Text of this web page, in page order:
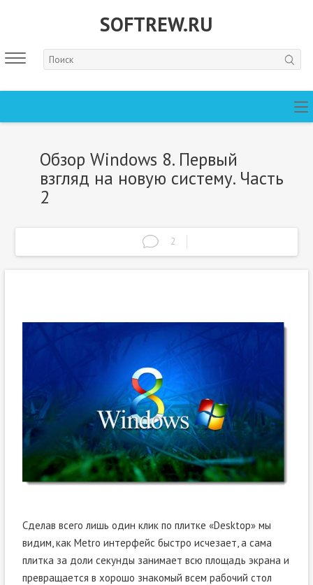
SOFTREW.RU
Обзор Windows 8. Первый
взгляд на новую систему. Часть
2
2
Сделав всего лишь один клик по плитке «Desktop» мы
видим, как Metro интерфейс быстро исчезает, а сама
плитка за доли секунды занимает всю площадь экрана и
превращается в хорошо знакомый всем рабочий стол